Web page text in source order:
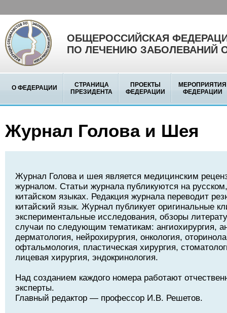
ОБЩЕРОССИЙСКАЯ
ПО ЛЕЧЕНИЮ ЗАБОЛЕВАНИЙ
О ФЕДЕРАЦИИ
СТРАНИЦА
ПРЕЗИДЕНТА
ПРОЕКТЫ
ФЕДЕРАЦИИ
МЕРОПРИЯТИЯ
ФЕДЕРАЦИИ
Журнал Голова и Шея
Журнал Голова и шея является медицинским
журналом. Статьи журнала публикуются на
китайском языках. Редакция журнала переводит
китайский язык. Журнал публикует оригинальные
экспериментальные исследования, обзоры
случаи по следующим тематикам: ангиохирургия,
дерматология, нейрохирургия, онкология,
офтальмология, пластическая хирургия,
лицевая хирургия, эндокринология.
Над созданием каждого номера работают
эксперты.
Главный редактор — профессор И.В. Решетов.